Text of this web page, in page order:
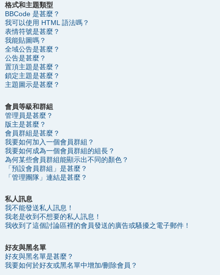
格式和主題類型
BBCode 是甚麼？
我可以使用 HTML 語法嗎？
表情符號是甚麼？
我能貼圖嗎？
全域公告是甚麼？
公告是甚麼？
置頂主題是甚麼？
鎖定主題是甚麼？
主題圖示是甚麼？
會員等級和群組
管理員是甚麼？
版主是甚麼？
會員群組是甚麼？
我要如何加入一個會員群組？
我要如何成為一個會員群組的組長？
為何某些會員群組能顯示出不同的顏色？
「預設會員群組」是甚麼？
「管理團隊」連結是甚麼？
私人訊息
我不能發送私人訊息！
我老是收到不想要的私人訊息！
我收到了這個討論區裡的會員發送的廣告或騷擾之電子郵件！
好友與黑名單
好友與黑名單是甚麼？
我要如何於好友或黑名單中增加/刪除會員？